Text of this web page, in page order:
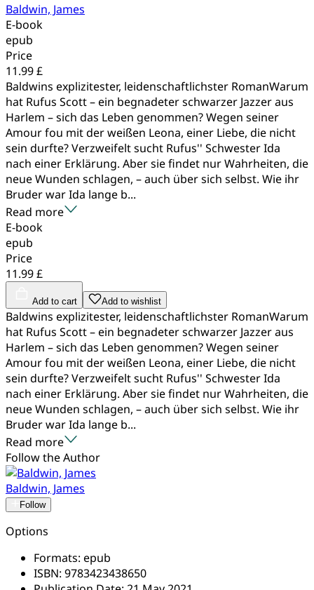
Baldwin, James
E-book
epub
Price
11.99 £
Baldwins explizitester, leidenschaftlichster RomanWarum
hat Rufus Scott – ein begnadeter schwarzer Jazzer aus
Harlem – sich das Leben genommen? Wegen seiner
Amour fou mit der weißen Leona, einer Liebe, die nicht
sein durfte? Verzweifelt sucht Rufus'' Schwester Ida
nach einer Erklärung. Aber sie findet nur Wahrheiten, die
neue Wunden schlagen, – auch über sich selbst. Wie ihr
Bruder war Ida lange b...
Read more
E-book
epub
Price
11.99 £
Add to cart Add to wishlist
Baldwins explizitester, leidenschaftlichster RomanWarum
hat Rufus Scott – ein begnadeter schwarzer Jazzer aus
Harlem – sich das Leben genommen? Wegen seiner
Amour fou mit der weißen Leona, einer Liebe, die nicht
sein durfte? Verzweifelt sucht Rufus'' Schwester Ida
nach einer Erklärung. Aber sie findet nur Wahrheiten, die
neue Wunden schlagen, – auch über sich selbst. Wie ihr
Bruder war Ida lange b...
Read more
Follow the Author
Baldwin, James
Follow
Options
Formats: epub
ISBN: 9783423438650